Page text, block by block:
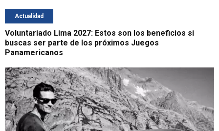
Actualidad
Voluntariado Lima 2027: Estos son los beneficios si
buscas ser parte de los próximos Juegos
Panamericanos